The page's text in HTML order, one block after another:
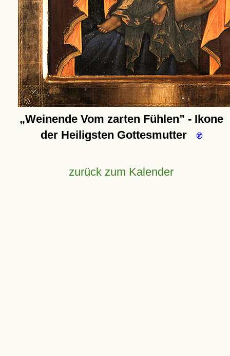
Weinende Vom zarten Fühlen
- Ikone
der Heiligsten Gottesmutter
zurück zum Kalender